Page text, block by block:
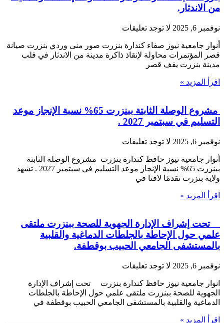
من الاندثار.
نوفمبر 6, 2025 لا توجد تعليقات
أنوار جامعية نيوز صفاء كندارة بنزرت صور منى وردي بنزرت صيانة
قصر المؤتمرات محاولة لإنقاذ ذاكرة مدينة من الاندثار في قلب
مدينة بنزرت يقف قصر
اقرأ المزيد »
مشروع الوصلة الثابتة ببنزرت 65% نسبة الإنجاز موعد
التسليم في سبتمبر 2027 .
نوفمبر 6, 2025 لا توجد تعليقات
أنوار جامعية نيوز حافظ كندارة بنزرت مشروع الوصلة الثابتة
ببنزرت 65% نسبة الإنجاز موعد التسليم في سبتمبر 2027 . تشهد
ولاية بنزرت تقدمًا لافتا في
اقرأ المزيد »
تحت إشراف الإدارة الجهوية للصحة ببنزرت ملتقى
علمي حول الإحاطة بالجلطات الدماغية والقلبية
بالمستشفى الجامعي الحبيب بوقطفة.
نوفمبر 6, 2025 لا توجد تعليقات
انوار جامعية نيوز حافظ كندارة بنزرت تحت إشراف الإدارة
الجهوية للصحة ببنزرت ملتقى علمي حول الإحاطة بالجلطات
الدماغية والقلبية بالمستشفى الجامعي الحبيب بوقطفة في
اقرأ المزيد »